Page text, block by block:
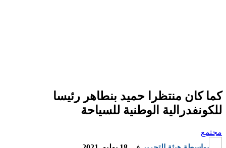
كما كان منتظرا حميد بنطاهر رئيسا
للكونفدرالية الوطنية للسياحة
مجتمع